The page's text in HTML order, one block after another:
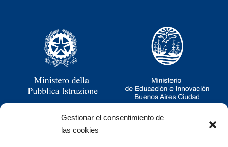
Gestionar el consentimiento de
las cookies